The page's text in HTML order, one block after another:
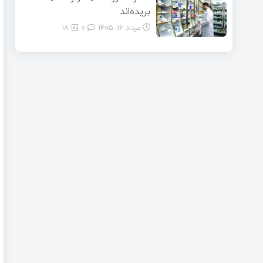
بریده‌اند
مرداد ۱۶, ۱۴۰۵ 18